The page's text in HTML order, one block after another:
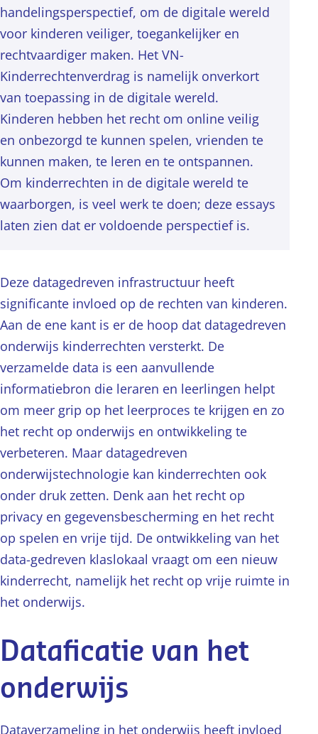
handelingsperspectief, om de digitale wereld
voor kinderen veiliger, toegankelijker en
rechtvaardiger maken. Het VN-
Kinderrechtenverdrag is namelijk onverkort
van toepassing in de digitale wereld.
Kinderen hebben het recht om online veilig
en onbezorgd te kunnen spelen, vrienden te
kunnen maken, te leren en te ontspannen.
Om kinderrechten in de digitale wereld te
waarborgen, is veel werk te doen; deze essays
laten zien dat er voldoende perspectief is.
Deze datagedreven infrastructuur heeft
significante invloed op de rechten van kinderen.
Aan de ene kant is er de hoop dat datagedreven
onderwijs kinderrechten versterkt. De
verzamelde data is een aanvullende
informatiebron die leraren en leerlingen helpt
om meer grip op het leerproces te krijgen en zo
het recht op onderwijs en ontwikkeling te
verbeteren. Maar datagedreven
onderwijstechnologie kan kinderrechten ook
onder druk zetten. Denk aan het recht op
privacy en gegevensbescherming en het recht
op spelen en vrije tijd. De ontwikkeling van het
data-gedreven klaslokaal vraagt om een nieuw
kinderrecht, namelijk het recht op vrije ruimte in
het onderwijs.
Dataficatie van het
onderwijs
Dataverzameling in het onderwijs heeft invloed